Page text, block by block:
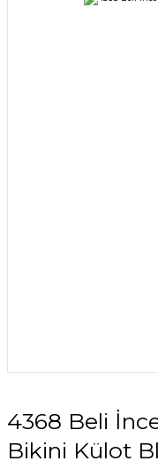
4368 Beli
Bikini Külot